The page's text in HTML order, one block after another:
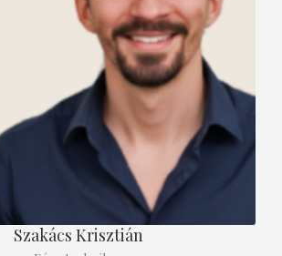
Szakács Krisztián